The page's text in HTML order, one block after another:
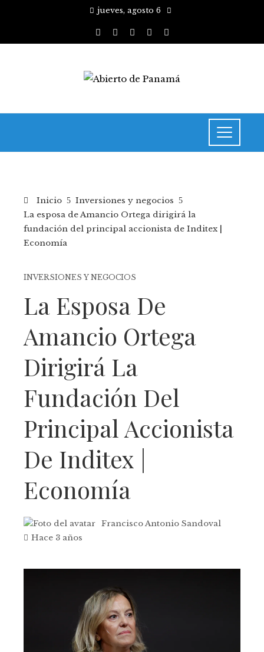
jueves, agosto 6
Inicio
Inversiones y negocios
La esposa de Amancio Ortega dirigirá la
fundación del principal accionista de Inditex |
Economía
INVERSIONES Y NEGOCIOS
La Esposa De
Amancio Ortega
Dirigirá La
Fundación Del
Principal Accionista
De Inditex |
Economía
Francisco Antonio Sandoval
Hace 3 años